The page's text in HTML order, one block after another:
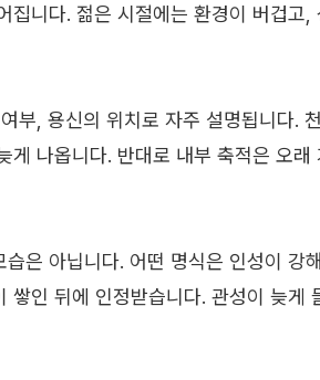
집니다. 젊은 시절에는 환경이 버겁고,
부, 용신의 위치로 자주 설명됩니다.
게 나옵니다. 반대로 내부 축적은 오
은 아닙니다. 어떤 명식은 인성이 강
쌓인 뒤에 인정받습니다. 관성이 늦게